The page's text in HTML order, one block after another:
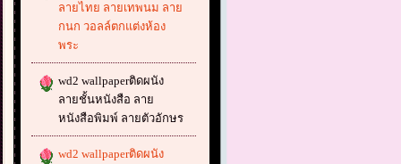
ลายไทย ลายเทพนม ลาย
กนก วอลล์ตกแต่งห้อง
พระ
wd2 wallpaperติดผนัง
ลายชั้นหนังสือ ลาย
หนังสือพิมพ์ ลายตัวอักษร
wd2 wallpaperติดผนัง